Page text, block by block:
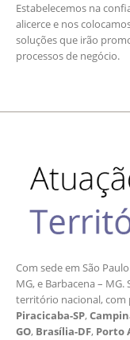
Estabelecemos na
alicerce e nos
soluções que irão
processos de negócio.
Com sede em São
MG, e Barbacena –
território nacional, com
Piracicaba-SP,
GO, Brasília-DF, Porto